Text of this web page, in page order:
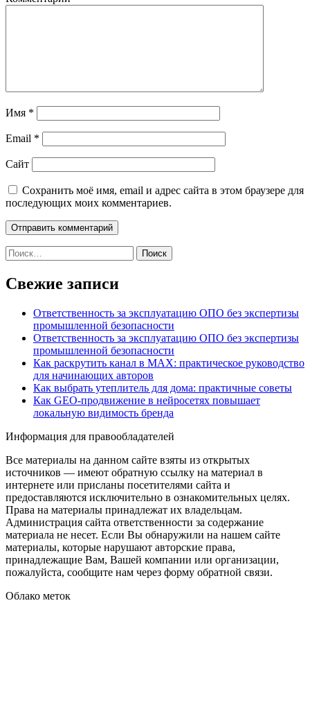
Имя *
Email *
Сайт
Сохранить моё имя, email и адрес сайта в этом браузере для
последующих моих комментариев.
Найти:
Свежие записи
Ответственность за эксплуатацию ОПО без экспертизы
промышленной безопасности
Ответственность за эксплуатацию ОПО без экспертизы
промышленной безопасности
Как раскрутить канал в MAX: практическое руководство
для начинающих авторов
Как выбрать утеплитель для дома: практичные советы
Как GEO‑продвижение в нейросетях повышает
локальную видимость бренда
Информация для правообладателей
Все материалы на данном сайте взяты из открытых
источников — имеют обратную ссылку на материал в
интернете или присланы посетителями сайта и
предоставляются исключительно в ознакомительных целях.
Права на материалы принадлежат их владельцам.
Администрация сайта ответственности за содержание
материала не несет. Если Вы обнаружили на нашем сайте
материалы, которые нарушают авторские права,
принадлежащие Вам, Вашей компании или организации,
пожалуйста, сообщите нам через форму обратной связи.
Облако меток